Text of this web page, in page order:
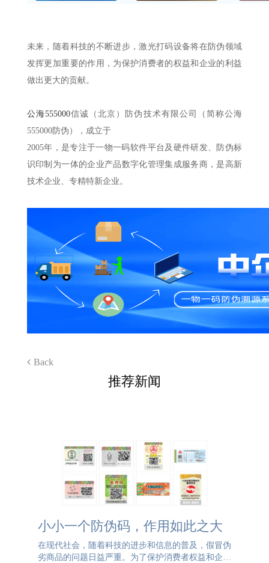
未来，随着科技的不断进步，激光打码设备将在防伪领域
发挥更加重要的作用，为保护消费者的权益和企业的利益
做出更大的贡献。
公海555000信诚（北京）防伪技术有限公司（简称公海
555000防伪），成立于
2005年，是专注于一物一码软件平台及硬件研发、防伪标
识印制为一体的企业产品数字化管理集成服务商，是高新
技术企业、专精特新企业。
Back
推荐新闻
小小一个防伪码，作用如此之大
在现代社会，随着科技的进步和信息的普及，假冒伪
劣商品的问题日益严重。为了保护消费者权益和企业